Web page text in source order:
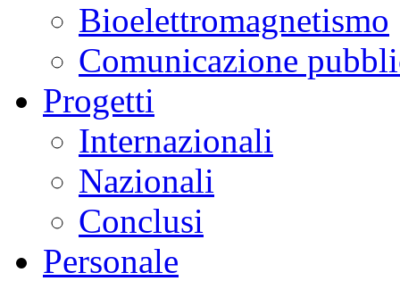
Bioelettromagnetismo
Comunicazione
Progetti
Internazionali
Nazionali
Conclusi
Personale